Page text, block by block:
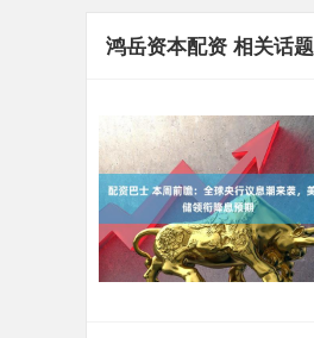
鸿岳资本配资 相关话题